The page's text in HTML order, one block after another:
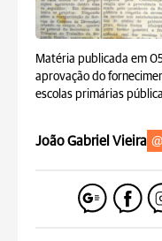
Matéria publicada em
aprovação do
escolas primárias
João Gabriel Vieira